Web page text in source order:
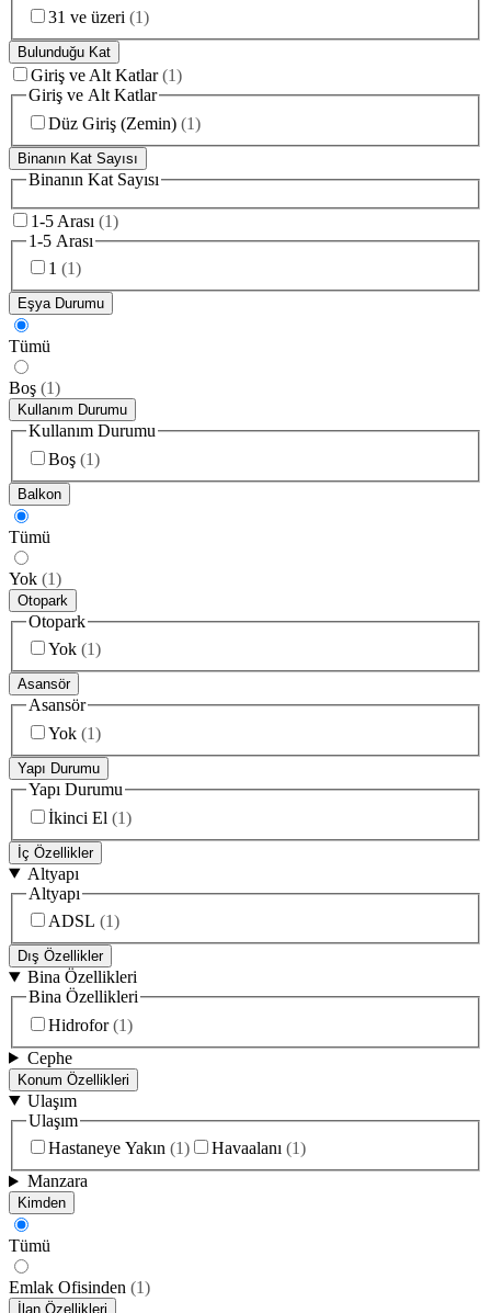
31 ve üzeri (1)
Bulunduğu Kat
Giriş ve Alt Katlar (1)
Giriş ve Alt Katlar
Düz Giriş (Zemin) (1)
Binanın Kat Sayısı
Binanın Kat Sayısı
1-5 Arası (1)
1-5 Arası
1 (1)
Eşya Durumu
Tümü
Boş (1)
Kullanım Durumu
Kullanım Durumu
Boş (1)
Balkon
Tümü
Yok (1)
Otopark
Otopark
Yok (1)
Asansör
Asansör
Yok (1)
Yapı Durumu
Yapı Durumu
İkinci El (1)
İç Özellikler
Altyapı
Altyapı
ADSL (1)
Dış Özellikler
Bina Özellikleri
Bina Özellikleri
Hidrofor (1)
Cephe
Konum Özellikleri
Ulaşım
Ulaşım
Hastaneye Yakın (1) Havaalanı (1)
Manzara
Kimden
Tümü
Emlak Ofisinden (1)
İlan Özellikleri